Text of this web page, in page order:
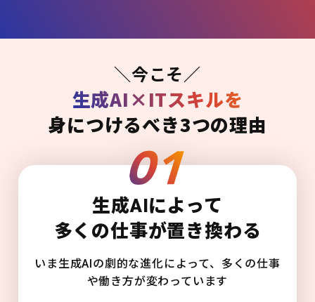
＼今こそ／
生成AI×ITスキルを
身につけるべき3つの理由
生成AIによって
多くの仕事が置き換わる
いま生成AIの劇的な進化によって、多くの仕事
や働き方が変わっています